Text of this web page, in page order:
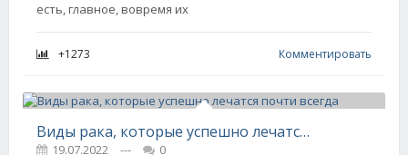
есть, главное, вовремя их
+1273 Комментировать
Виды рака, которые успешно лечатся почти всегда
19.07.2022 ---
0